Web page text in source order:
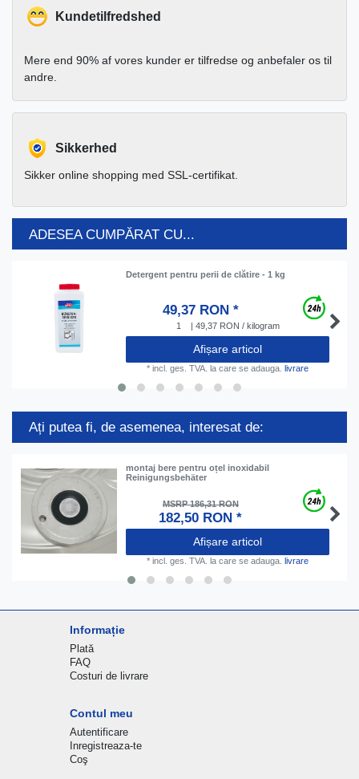
Kundetilfredshed
Mere end 90% af vores kunder er tilfredse og anbefaler os til
andre.
Sikkerhed
Sikker online shopping med SSL-certifikat.
ADESEA CUMPĂRAT CU...
Detergent pentru perii de clătire - 1 kg
49,37 RON *
1 | 49,37 RON / kilogram
Afișare articol
* incl. ges. TVA. la care se adauga. livrare
Ați putea fi, de asemenea, interesat de:
montaj bere pentru oțel inoxidabil
Reinigungsbehäter
MSRP 186,31 RON
182,50 RON *
Afișare articol
* incl. ges. TVA. la care se adauga. livrare
Informație
Plată
FAQ
Costuri de livrare
Contul meu
Autentificare
Inregistreaza-te
Coş